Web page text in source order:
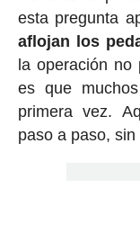
esta pregunta
aflojan los
la operación
es que
primera vez.
paso a paso,